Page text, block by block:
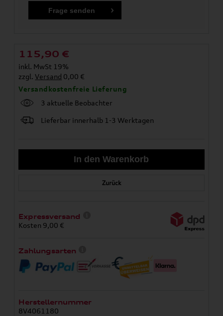
115,90 €
inkl. MwSt 19%
zzgl.Versand 0,00 €
Versandkostenfreie Lieferung
3 aktuelle Beobachter
Lieferbar innerhalb 1-3 Werktagen
Zurück
Expressversand
Kosten 9,00 €
Zahlungsarten
Herstellernummer
8V4061180